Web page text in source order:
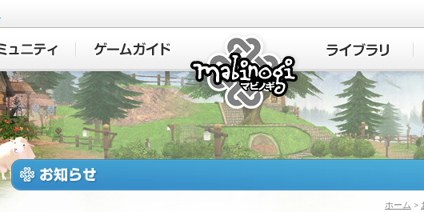
マビノギ
ホーム >